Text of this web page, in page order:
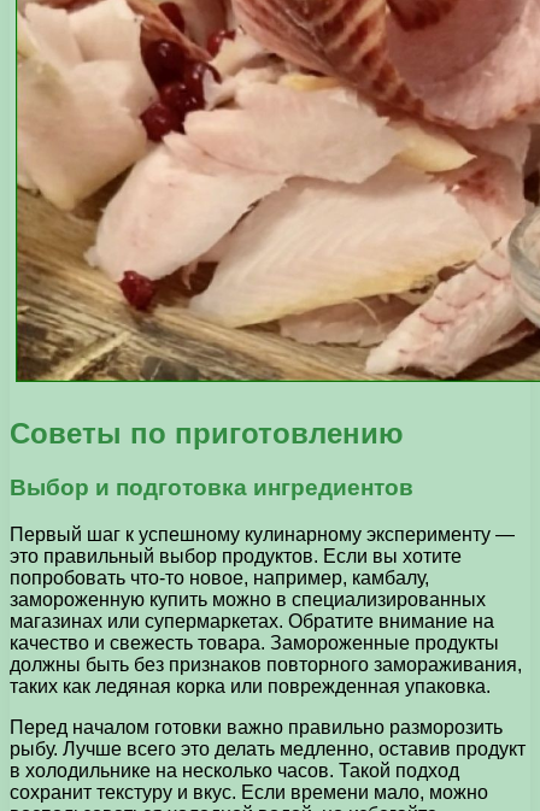
Советы по приготовлению
Выбор и подготовка ингредиентов
Первый шаг к успешному кулинарному эксперименту —
это правильный выбор продуктов. Если вы хотите
попробовать что-то новое, например, камбалу,
замороженную купить можно в специализированных
магазинах или супермаркетах. Обратите внимание на
качество и свежесть товара. Замороженные продукты
должны быть без признаков повторного замораживания,
таких как ледяная корка или поврежденная упаковка.
Перед началом готовки важно правильно разморозить
рыбу. Лучше всего это делать медленно, оставив продукт
в холодильнике на несколько часов. Такой подход
сохранит текстуру и вкус. Если времени мало, можно